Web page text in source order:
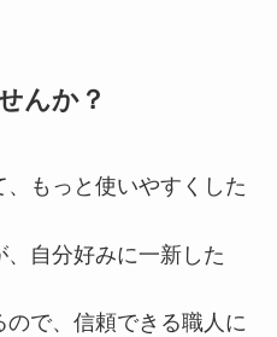
んか？
もっと使いやすくした
自分好みに一新した
で、信頼できる職人に